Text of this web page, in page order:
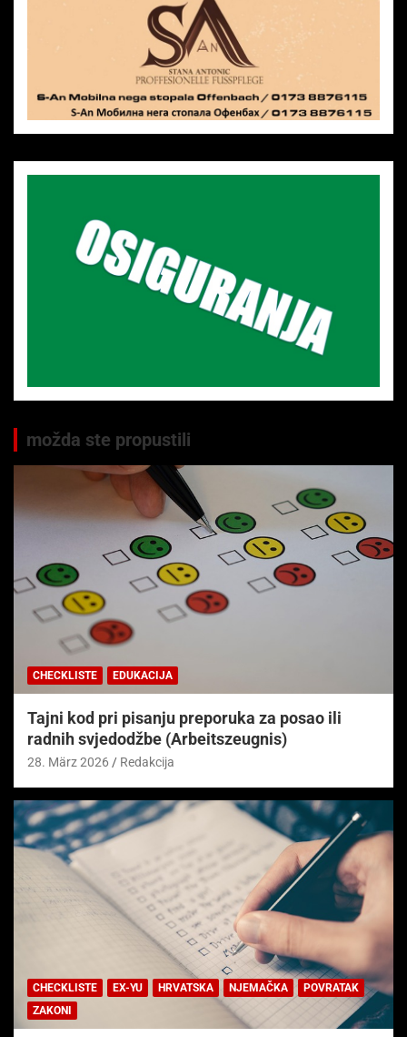
možda ste propustili
CHECKLISTE EDUKACIJA
Tajni kod pri pisanju preporuka za posao ili
radnih svjedodžbe (Arbeitszeugnis)
28. März 2026 Redakcija
CHECKLISTE EX-YU HRVATSKA NJEMAČKA
POVRATAK
ZAKONI